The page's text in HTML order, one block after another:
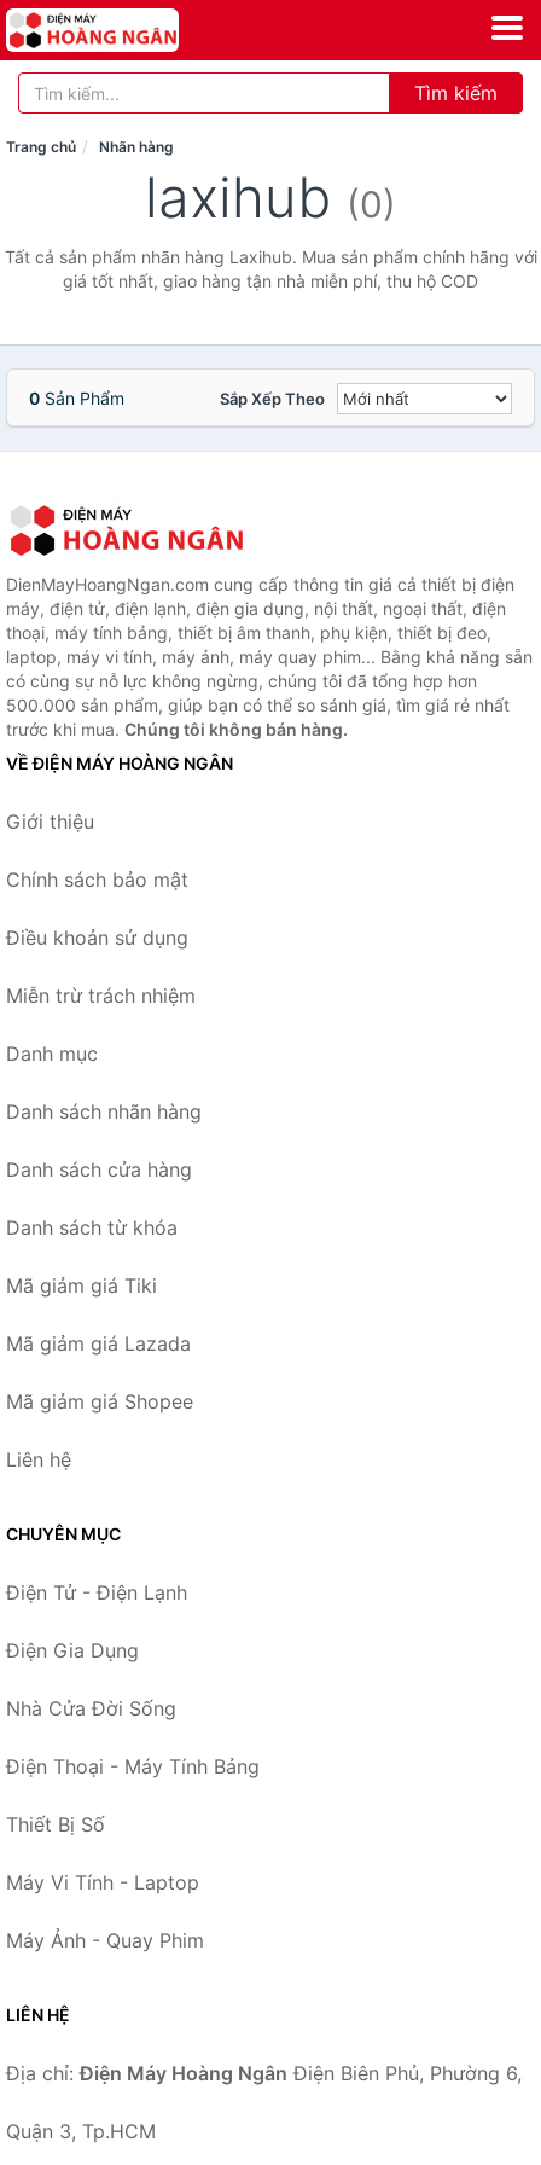
Tìm kiếm
Trang chủ Nhãn hàng
laxihub (0)
Tất cả sản phẩm nhãn hàng Laxihub. Mua sản phẩm chính hãng với
giá tốt nhất, giao hàng tận nhà miễn phí, thu hộ COD
0 Sản Phẩm Sắp Xếp Theo
DienMayHoangNgan.com cung cấp thông tin giá cả thiết bị điện
máy, điện tử, điện lạnh, điện gia dụng, nội thất, ngoại thất, điện
thoại, máy tính bảng, thiết bị âm thanh, phụ kiện, thiết bị đeo,
laptop, máy vi tính, máy ảnh, máy quay phim... Bằng khả năng sẵn
có cùng sự nỗ lực không ngừng, chúng tôi đã tổng hợp hơn
500.000 sản phẩm, giúp bạn có thể so sánh giá, tìm giá rẻ nhất
trước khi mua. Chúng tôi không bán hàng.
VỀ ĐIỆN MÁY HOÀNG NGÂN
Giới thiệu
Chính sách bảo mật
Điều khoản sử dụng
Miễn trừ trách nhiệm
Danh mục
Danh sách nhãn hàng
Danh sách cửa hàng
Danh sách từ khóa
Mã giảm giá Tiki
Mã giảm giá Lazada
Mã giảm giá Shopee
Liên hệ
CHUYÊN MỤC
Điện Tử - Điện Lạnh
Điện Gia Dụng
Nhà Cửa Đời Sống
Điện Thoại - Máy Tính Bảng
Thiết Bị Số
Máy Vi Tính - Laptop
Máy Ảnh - Quay Phim
LIÊN HỆ
Địa chỉ:Điện Máy Hoàng Ngân Điện Biên Phủ, Phường 6,
Quận 3, Tp.HCM